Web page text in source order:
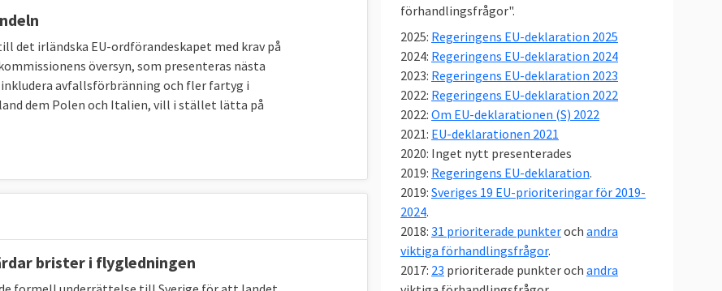
men ibland har Sverige problem att följa
av lagarna i svensk rätt dröjt allt för
31 december 2024 hade kommissionen 43
nedan.
det irländska EU-ordförandeskapet med krav på
översyn, som presenteras nästa
avfallsförbränning och fler fartyg i
dem Polen och Italien, vill i stället lätta på
brister i flygledningen
förhandlingsfrågor".
2025: Regeringens EU-deklaration 2025
2024: Regeringens EU-deklaration 2024
2023: Regeringens EU-deklaration 2023
2022: Regeringens EU-deklaration 2022
2022: Om EU-deklarationen (S) 2022
2021: EU-deklarationen 2021
2020: Inget nytt presenterades
2019: Regeringens EU-deklaration.
2019: Sveriges 19 EU-prioriteringar för 2019-
2024.
2018: 31 prioriterade punkteroch andra
viktiga förhandlingsfrågor.
2017: 23 prioriterade punkter och andra